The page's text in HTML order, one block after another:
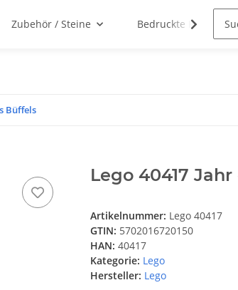
Zubehör / Steine Bedruckte
Büffels
Lego 40417
Artikelnummer: Lego 40417
GTIN: 5702016720150
HAN: 40417
Kategorie: Lego
Hersteller: Lego